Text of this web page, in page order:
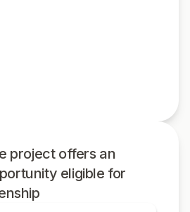
project offers an
eligible for